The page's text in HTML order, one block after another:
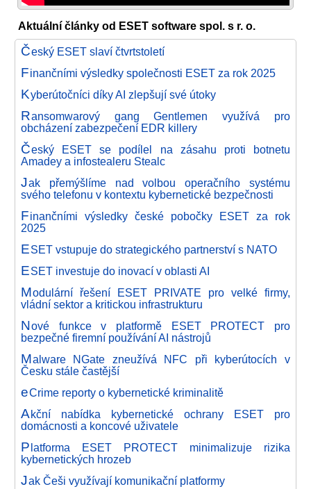
Aktuální články od ESET software spol. s r. o.
Český ESET slaví čtvrtstoletí
Finančními výsledky společnosti ESET za rok 2025
Kyberútočníci díky AI zlepšují své útoky
Ransomwarový gang Gentlemen využívá pro
obcházení zabezpečení EDR killery
Český ESET se podílel na zásahu proti botnetu
Amadey a infostealeru Stealc
Jak přemýšlíme nad volbou operačního systému
svého telefonu v kontextu kybernetické bezpečnosti
Finančními výsledky české pobočky ESET za rok
2025
ESET vstupuje do strategického partnerství s NATO
ESET investuje do inovací v oblasti AI
Modulární řešení ESET PRIVATE pro velké firmy,
vládní sektor a kritickou infrastrukturu
Nové funkce v platformě ESET PROTECT pro
bezpečné firemní používání AI nástrojů
Malware NGate zneužívá NFC při kyberútocích v
Česku stále častější
eCrime reporty o kybernetické kriminalitě
Akční nabídka kybernetické ochrany ESET pro
domácnosti a koncové uživatele
Platforma ESET PROTECT minimalizuje rizika
kybernetických hrozeb
Jak Češi využívají komunikační platformy